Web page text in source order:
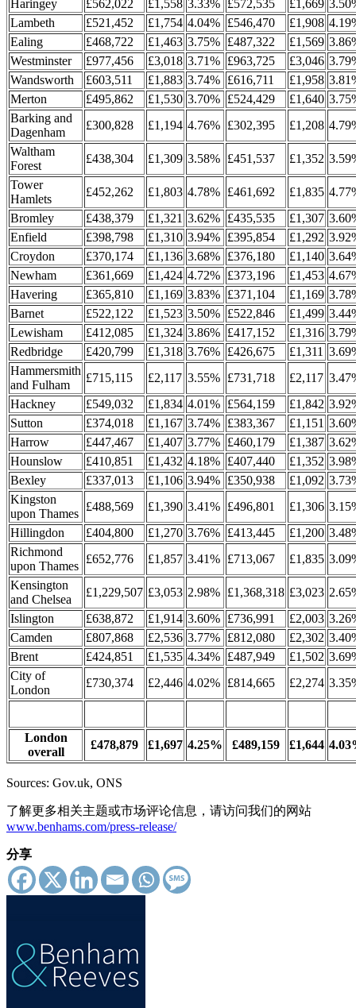
Haringey £562,022 £1,558 3.33% £572,535 £1,669
Lambeth
£521,452 £1,754 4.04% £546,470 £1,908
Ealing
£468,722 £1,463 3.75% £487,322 £1,569
Westminster
£977,456 £3,018 3.71% £963,725 £3,046
Wandsworth
£603,511 £1,883 3.74% £616,711 £1,958
Merton
£495,862 £1,530 3.70% £524,429 £1,640
Barking and
Dagenham
£300,828 £1,194 4.76% £302,395 £1,208
Waltham
Forest
£438,304 £1,309 3.58% £451,537 £1,352
Tower
Hamlets
£452,262 £1,803 4.78% £461,692 £1,835
Bromley
£438,379 £1,321 3.62% £435,535 £1,307
Enfield
£398,798 £1,310 3.94% £395,854 £1,292
Croydon
£370,174 £1,136 3.68% £376,180 £1,140
Newham
£361,669 £1,424 4.72% £373,196 £1,453
Havering
£365,810 £1,169 3.83% £371,104 £1,169
Barnet
£522,122 £1,523 3.50% £522,846 £1,499
Lewisham
£412,085 £1,324 3.86% £417,152 £1,316
Redbridge
£420,799 £1,318 3.76% £426,675 £1,311
Hammersmith
and Fulham
£715,115 £2,117 3.55% £731,718 £2,117
Hackney
£549,032 £1,834 4.01% £564,159 £1,842
Sutton
£374,018 £1,167 3.74% £383,367 £1,151
Harrow
£447,467 £1,407 3.77% £460,179 £1,387
Hounslow
£410,851 £1,432 4.18% £407,440 £1,352
Bexley
£337,013 £1,106 3.94% £350,938 £1,092
Kingston
upon Thames
£488,569 £1,390 3.41% £496,801 £1,306
Hillingdon
£404,800 £1,270 3.76% £413,445 £1,200
Richmond
upon Thames
£652,776 £1,857 3.41% £713,067 £1,835
Kensington
and Chelsea
£1,229,507 £3,053 2.98% £1,368,318 £3,023
Islington
£638,872 £1,914 3.60% £736,991 £2,003
Camden
£807,868 £2,536 3.77% £812,080 £2,302
Brent
£424,851 £1,535 4.34% £487,949 £1,502
City of
London
£730,374 £2,446 4.02% £814,665 £2,274
London
overall
£478,879 £1,697 4.25% £489,159 £1,644
Sources: Gov.uk, ONS
了解更多相关主题或市场评论信息，请访问我们的网站
www.benhams.com/press-release/
分享